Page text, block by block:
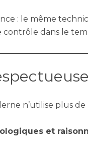
: le même
dans le
n’utilise plus
et